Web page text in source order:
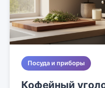
Посуда и приборы
Кофейный